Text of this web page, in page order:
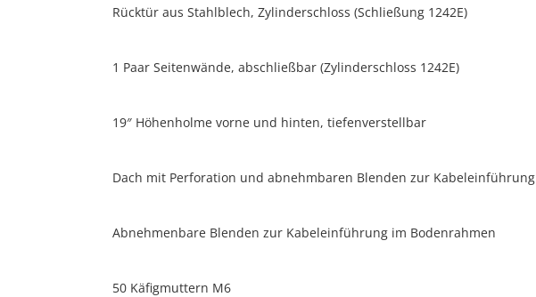
Rücktür aus Stahlblech, Zylinderschloss (Schließung 1242E)
1 Paar Seitenwände, abschließbar (Zylinderschloss 1242E)
19″ Höhenholme vorne und hinten, tiefenverstellbar
Dach mit Perforation und abnehmbaren Blenden zur Kabeleinführung
Abnehmenbare Blenden zur Kabeleinführung im Bodenrahmen
50 Käfigmuttern M6